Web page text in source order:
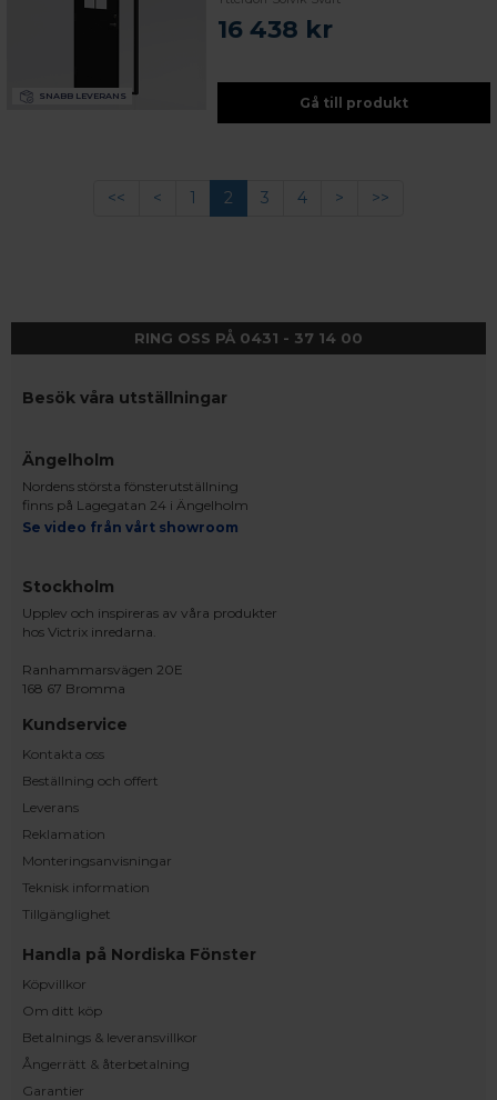
SNABB LEVERANS
16 438 kr
Gå till produkt
<< < 1 2 3 4 > >>
RING OSS PÅ 0431 - 37 14 00
Besök våra utställningar
Ängelholm
Nordens största fönsterutställning
finns på Lagegatan 24 i Ängelholm
Se video från vårt showroom
Stockholm
Upplev och inspireras av våra produkter
hos Victrix inredarna.
Ranhammarsvägen 20E
168 67 Bromma
Kundservice
Kontakta oss
Beställning och offert
Leverans
Reklamation
Monteringsanvisningar
Teknisk information
Tillgänglighet
Handla på Nordiska Fönster
Köpvillkor
Om ditt köp
Betalnings & leveransvillkor
Ångerrätt & återbetalning
Garantier